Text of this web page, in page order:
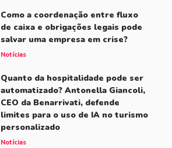
Como a coordenação entre fluxo
de caixa e obrigações legais pode
salvar uma empresa em crise?
Notícias
Quanto da hospitalidade pode ser
automatizado? Antonella Giancoli,
CEO da Benarrivati, defende
limites para o uso de IA no turismo
personalizado
Notícias